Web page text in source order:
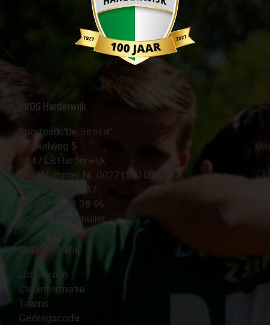
VVOG Harderwijk
Sportpark 'De Strokel'
Strokelweg 5
3847 LR Harderwijk
BTW Nummer NL 002715910B01
KvK Nr 40094437
☎︎ 0341 - 41 28 96
✉︎ Contactformulier
Clubinformatie
Lid worden
Clubinformatie
Teams
Gedragscode